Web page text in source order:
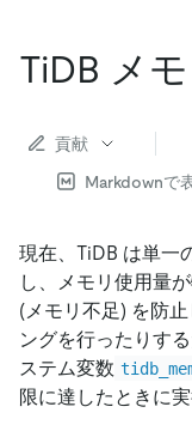
TiDB メ
貢献
Markdownで
現在、TiDB は単一
し、メモリ使用量
(メモリ不足) を防
ングを行ったりす
ステム変数
限に達したときに